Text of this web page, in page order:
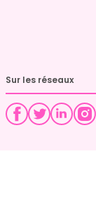
Sur les réseaux